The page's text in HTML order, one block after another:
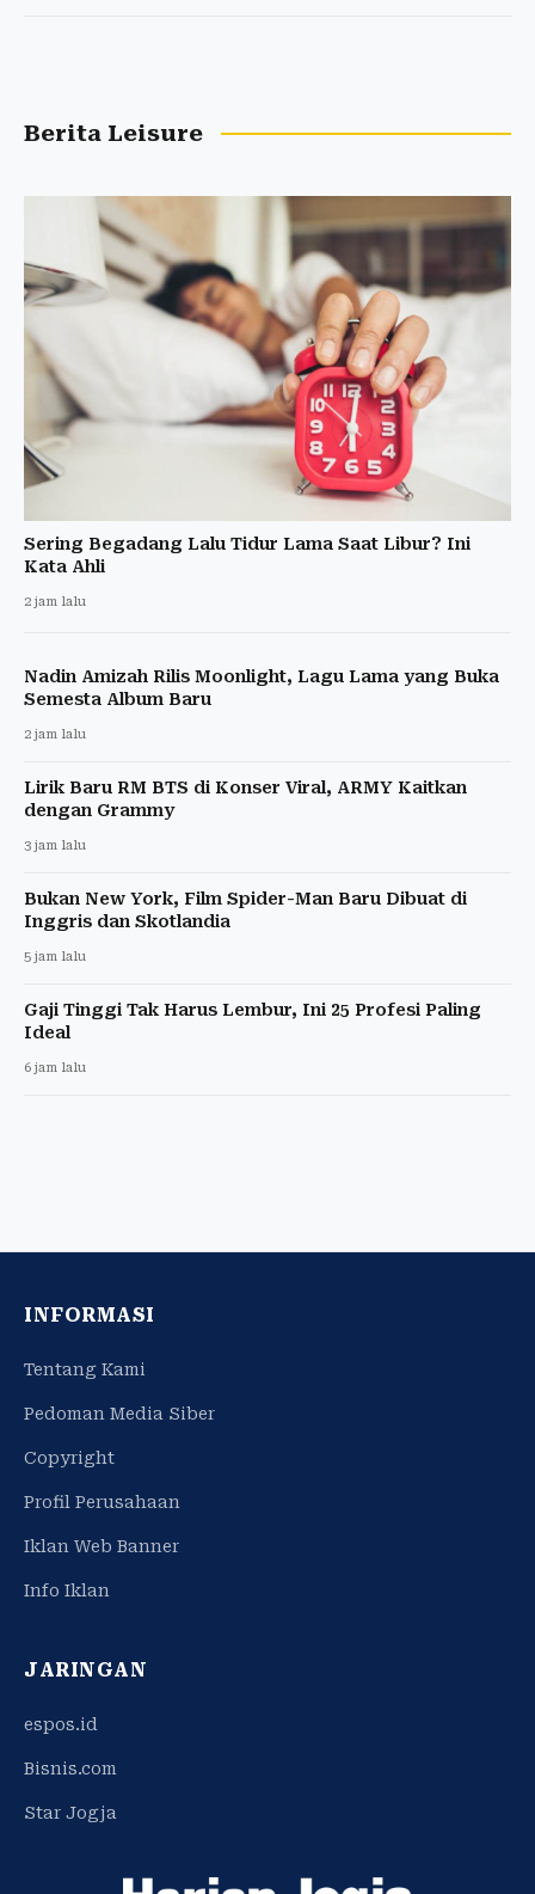
Berita Leisure
Sering Begadang Lalu Tidur Lama Saat Libur? Ini
Kata Ahli
2 jam lalu
Nadin Amizah Rilis Moonlight, Lagu Lama yang Buka
Semesta Album Baru
2 jam lalu
Lirik Baru RM BTS di Konser Viral, ARMY Kaitkan
dengan Grammy
3 jam lalu
Bukan New York, Film Spider-Man Baru Dibuat di
Inggris dan Skotlandia
5 jam lalu
Gaji Tinggi Tak Harus Lembur, Ini 25 Profesi Paling
Ideal
6 jam lalu
INFORMASI
Tentang Kami
Pedoman Media Siber
Copyright
Profil Perusahaan
Iklan Web Banner
Info Iklan
JARINGAN
espos.id
Bisnis.com
Star Jogja